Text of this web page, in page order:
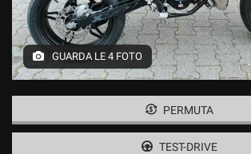
GUARDA LE 4 FOTO
PERMUTA
TEST-DRIVE